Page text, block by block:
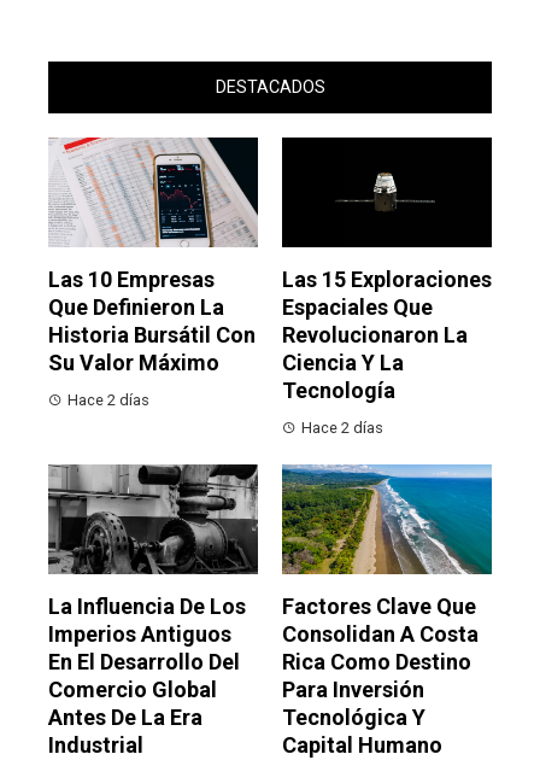
DESTACADOS
Las 10 Empresas
Que Definieron La
Historia Bursátil Con
Su Valor Máximo
Hace 2 días
Las 15 Exploraciones
Espaciales Que
Revolucionaron La
Ciencia Y La
Tecnología
Hace 2 días
La Influencia De Los
Imperios Antiguos
En El Desarrollo Del
Comercio Global
Antes De La Era
Industrial
Factores Clave Que
Consolidan A Costa
Rica Como Destino
Para Inversión
Tecnológica Y
Capital Humano